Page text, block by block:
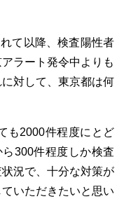
て以降、検査陽性者
ラート発令中よりも
対して、東京都は何
も2000件程度にとど
300件程度しか検査
況で、十分な対策が
いただきたいと思い